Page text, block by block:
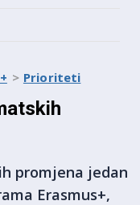
Prioriteti
promjena jedan
Erasmus+,